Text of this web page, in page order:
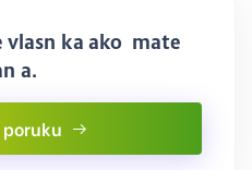
ako imate